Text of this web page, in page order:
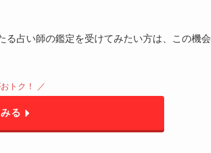
る占い師の鑑定を受けてみたい方は、この機会
トク！ ／
る